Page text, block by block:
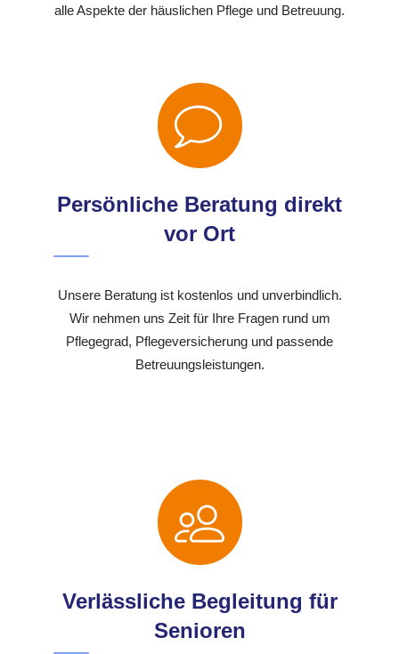
alle Aspekte der häuslichen Pflege und Betreuung.
Persönliche Beratung direkt
vor Ort
Unsere Beratung ist kostenlos und unverbindlich.
Wir nehmen uns Zeit für Ihre Fragen rund um
Pflegegrad, Pflegeversicherung und passende
Betreuungsleistungen.
Verlässliche Begleitung für
Senioren